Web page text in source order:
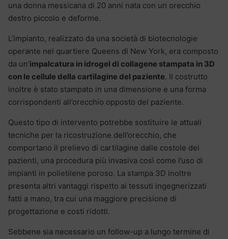
una donna messicana di 20 anni nata con un orecchio
destro piccolo e deforme.
L’impianto, realizzato da una società di biotecnologie
operante nel quartiere Queens di New York, era composto
da un’impalcatura in idrogel di collagene stampata in 3D
con le cellule della cartilagine del paziente. Il costrutto
inoltre è stato stampato in una dimensione e una forma
corrispondenti all’orecchio opposto del paziente.
Questo tipo di intervento potrebbe sostituire le attuali
tecniche per la ricostruzione dell’orecchio, che
comportano il prelievo di cartilagine dalle costole dei
pazienti, una procedura più invasiva così come l’uso di
impianti in polietilene poroso. La stampa 3D inoltre
presenta altri vantaggi rispetto ai tessuti ingegnerizzati
fatti a mano, tra cui una maggiore precisione di
progettazione e costi ridotti.
Sebbene sia necessario un follow-up a lungo termine di